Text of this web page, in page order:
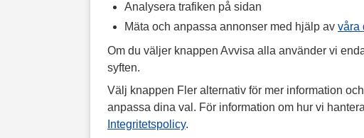
Analysera trafiken på sidan
Mäta och anpassa annonser med hjälp av våra
Om du väljer knappen Avvisa alla använder vi
syften.
Välj knappen Fler alternativ för mer information
anpassa dina val. För information om hur vi
Integritetspolicy.